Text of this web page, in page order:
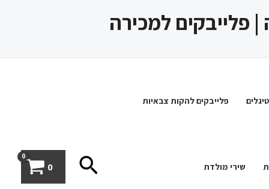
| פלייבקים למכירה
פלייבקים להקות צבאיות
שירי מולדת חיפוש0